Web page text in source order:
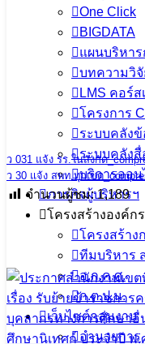
One Click
BIGDATA
แผนบริหา
บทความวิจั
LMS คอร์
โครงการ
ระบบคลัง
ระบบคลังสื่
บริการออน
ภารกิจผู้บริหารฯ
โครงสร้างองค์กร
โครงสร้าง
ทีมบริหาร
อ.ก.ค.ศ.
ก.ต.ป.น.
เว็บไซต์กลุ่มงาน
อำนวยการ
พ.ศ. 2568 จำน
รายงานข้อมูล ร
มกราคม 2568)
6 มกราคม 20256 ม
บริหารงานบุคคล,ประก
ว 031 แจ้ง รร.ในสังกัด
ว 30 แจ้ง สพท.ทุกเขต
จำนวนผู้ชม: 1,189
เนื้อหาอื่นๆ